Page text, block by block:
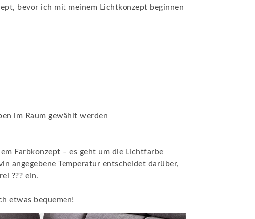
bevor ich mit meinem Lichtkonzept beginnen
im Raum gewählt werden
Farbkonzept – es geht um die Lichtfarbe
angegebene Temperatur entscheidet darüber,
??? ein.
etwas bequemen!